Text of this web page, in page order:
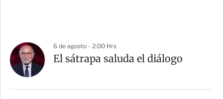
6 de agosto - 2:00 Hrs
El sátrapa saluda el diálogo